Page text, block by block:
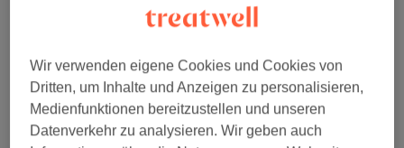
Rosenberg, Stuttgart
Auf Karte anzeigen
Last Minute
Fingernägel lackieren
20 Min.
Spare bis zu 20%
Wir verwenden eigene Cookies und Cookies von
Dritten, um Inhalte und Anzeigen zu personalisieren,
Medienfunktionen bereitzustellen und unseren
Datenverkehr zu analysieren. Wir geben auch